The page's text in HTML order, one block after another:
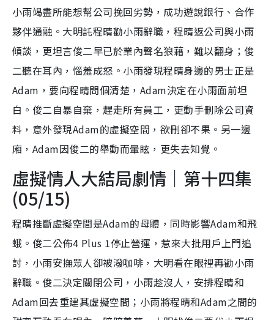
小雨竭盡所能想幫公司挽回劣勢，成功遊說銀行、合作
夥伴通融。大明託程晴勸小雨辭職，程晴返公司與小雨
傾談，更坦言俊二早已於業內聲名狼藉，難以翻身；俊
二聽在耳內，惱羞成怒。小雨發現程晴身邊的男士正是
Adam，要向程晴問個清楚，Adam決定在小雨面前坦
白。俊二自暴自棄，趕走所有員工，更動手刪除公司資
料，意外發現Adam的虛擬空間，欲刪卻不果。另一邊
廂，Adam因俊二的舉動而暈眩，更失去知覺。
虛擬情人大結局劇情｜第十四集
(05/15)
程晴推斷虛擬空間是Adam的母體，同時影響Adam和飛
蛾。俊二公佈4 Plus 1停止營運，惹來大批用戶上門追
討，小雨安撫眾人卻被潑咖啡，大明看在眼裡再勸小雨
辭職。俊二決定關閉公司，小雨趁沒人，安排程晴和
Adam回去重建其虛擬空間；小雨將程晴和Adam之間的